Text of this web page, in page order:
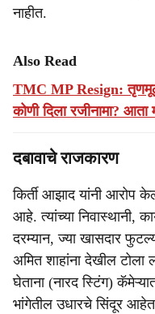
नाहीत.
Also Read
TMC MP Resign:
कोणी दिला रजीनामा? आता
दबावाचे राजकारण
किर्ती आझाद यांनी आरोप
आहे. त्यांच्या निवास्थानी,
दरम्यान, ज्या खासदार
अमित शाहांना देखील
घेताना (नारद स्टिंग)
भांगेतील उधारचे सिंदूर